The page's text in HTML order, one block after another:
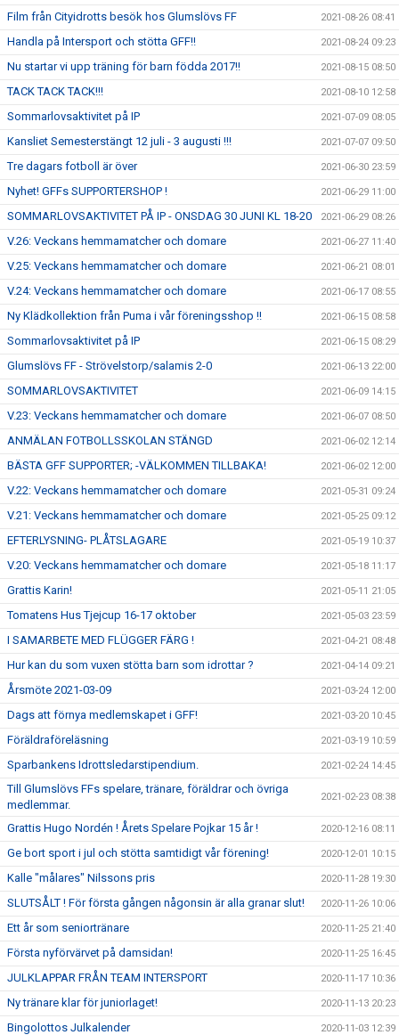
Film från Cityidrotts besök hos Glumslövs FF 2021-08-26 08:41
Handla på Intersport och stötta GFF!! 2021-08-24 09:23
Nu startar vi upp träning för barn födda 2017!! 2021-08-15 08:50
TACK TACK TACK!!! 2021-08-10 12:58
Sommarlovsaktivitet på IP 2021-07-09 08:05
Kansliet Semesterstängt 12 juli - 3 augusti !!! 2021-07-07 09:50
Tre dagars fotboll är över 2021-06-30 23:59
Nyhet! GFFs SUPPORTERSHOP ! 2021-06-29 11:00
SOMMARLOVSAKTIVITET PÅ IP - ONSDAG 30 JUNI KL 18-20 2021-06-29 08:26
V.26: Veckans hemmamatcher och domare 2021-06-27 11:40
V.25: Veckans hemmamatcher och domare 2021-06-21 08:01
V.24: Veckans hemmamatcher och domare 2021-06-17 08:55
Ny Klädkollektion från Puma i vår föreningsshop !! 2021-06-15 08:58
Sommarlovsaktivitet på IP 2021-06-15 08:29
Glumslövs FF - Strövelstorp/salamis 2-0 2021-06-13 22:00
SOMMARLOVSAKTIVITET 2021-06-09 14:15
V.23: Veckans hemmamatcher och domare 2021-06-07 08:50
ANMÄLAN FOTBOLLSSKOLAN STÄNGD 2021-06-02 12:14
BÄSTA GFF SUPPORTER; -VÄLKOMMEN TILLBAKA! 2021-06-02 12:00
V.22: Veckans hemmamatcher och domare 2021-05-31 09:24
V.21: Veckans hemmamatcher och domare 2021-05-25 09:12
EFTERLYSNING- PLÅTSLAGARE 2021-05-19 10:37
V.20: Veckans hemmamatcher och domare 2021-05-18 11:17
Grattis Karin! 2021-05-11 21:05
Tomatens Hus Tjejcup 16-17 oktober 2021-05-03 23:59
I SAMARBETE MED FLÜGGER FÄRG ! 2021-04-21 08:48
Hur kan du som vuxen stötta barn som idrottar ? 2021-04-14 09:21
Årsmöte 2021-03-09 2021-03-24 12:00
Dags att förnya medlemskapet i GFF! 2021-03-20 10:45
Föräldraföreläsning 2021-03-19 10:59
Sparbankens Idrottsledarstipendium. 2021-02-24 14:45
Till Glumslövs FFs spelare, tränare, föräldrar och övriga
medlemmar.
2021-02-23 08:38
Grattis Hugo Nordén ! Årets Spelare Pojkar 15 år ! 2020-12-16 08:11
Ge bort sport i jul och stötta samtidigt vår förening! 2020-12-01 10:15
Kalle "målares" Nilssons pris 2020-11-28 19:30
SLUTSÅLT ! För första gången någonsin är alla granar slut! 2020-11-26 10:06
Ett år som seniortränare 2020-11-25 21:40
Första nyförvärvet på damsidan! 2020-11-25 16:45
JULKLAPPAR FRÅN TEAM INTERSPORT 2020-11-17 10:36
Ny tränare klar för juniorlaget! 2020-11-13 20:23
Bingolottos Julkalender 2020-11-03 12:39